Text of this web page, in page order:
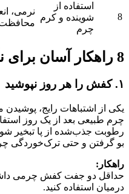
8
استفاده از
شوینده و کرم
چرم
نرمی،
8 راهکار آسان برای نگهداری از کفش چرمی
۱. کفش را هر روز نپوشید
یکی از اشتباهات رایج،
چرم طبیعی بعد از یک روز
رطوبت جذب‌شده از پا تبخیر
بو گرفتن و حتی ترک‌خوردگی
راهکار:
حداقل دو جفت کفش چرمی
درمیان استفاده کنید.